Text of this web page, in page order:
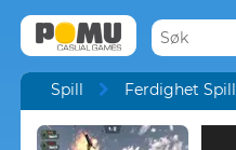
Spill Ferdighet Spill